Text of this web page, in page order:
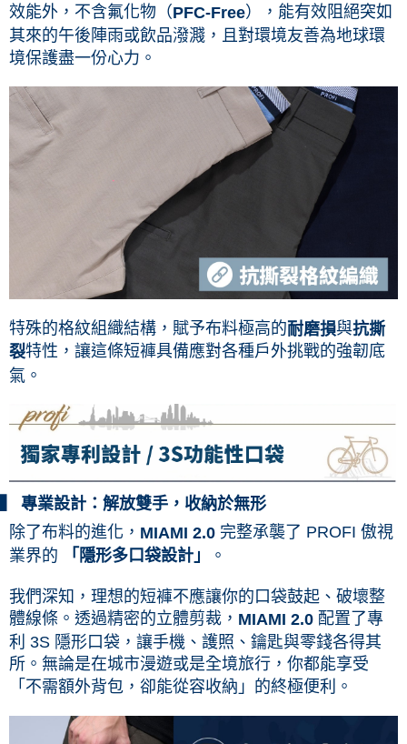
效能外，不含氟化物（PFC-Free），能有效阻絕突如
其來的午後陣雨或飲品潑濺，且對環境友善為地球環
境保護盡一份心力。
特殊的格紋組織結構，賦予布料極高的耐磨損與抗撕
裂特性，讓這條短褲具備應對各種戶外挑戰的強韌底
氣。
▍ 專業設計：解放雙手，收納於無形
除了布料的進化， MIAMI 2.0 完整承襲了 PROFI 傲視
業界的
「隱形多口袋設計」 。
我們深知，理想的短褲不應讓你的口袋鼓起、破壞整
體線條。透過精密的立體剪裁， MIAMI 2.0 配置了專
利 3S 隱形口袋，讓手機、護照、鑰匙與零錢各得其
所。無論是在城市漫遊或是全境旅行，你都能享受
「不需額外背包，卻能從容收納」的終極便利。